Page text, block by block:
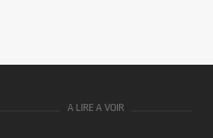
A LIRE A VOIR